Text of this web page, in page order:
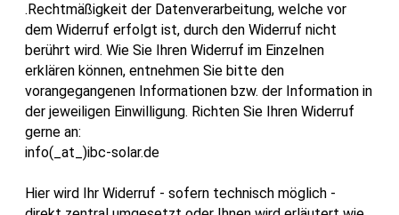
.Rechtmäßigkeit der Datenverarbeitung, welche vor
dem Widerruf erfolgt ist, durch den Widerruf nicht
berührt wird. Wie Sie Ihren Widerruf im Einzelnen
erklären können, entnehmen Sie bitte den
vorangegangenen Informationen bzw. der Information in
der jeweiligen Einwilligung. Richten Sie Ihren Widerruf
gerne an:
info(_at_)ibc-solar.de
Hier wird Ihr Widerruf - sofern technisch möglich -